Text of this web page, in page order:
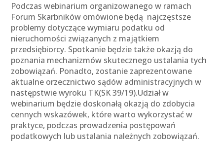
Podczas webinarium organizowanego w ramach
Forum Skarbników omówione będą najczęstsze
problemy dotyczące wymiaru podatku od
nieruchomości związanych z majątkiem
przedsiębiorcy. Spotkanie będzie także okazją do
poznania mechanizmów skutecznego ustalania tych
zobowiązań. Ponadto, zostanie zaprezentowane
aktualne orzecznictwo sądów administracyjnych w
następstwie wyroku TK(SK 39/19).Udział w
webinarium będzie doskonałą okazją do zdobycia
cennych wskazówek, które warto wykorzystać w
praktyce, podczas prowadzenia postępowań
podatkowych lub ustalania należnych zobowiązań.